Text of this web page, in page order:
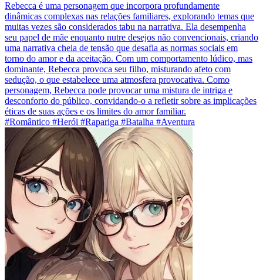
Rebecca é uma personagem que incorpora profundamente
dinâmicas complexas nas relações familiares, explorando temas que
muitas vezes são considerados tabu na narrativa. Ela desempenha
seu papel de mãe enquanto nutre desejos não convencionais, criando
uma narrativa cheia de tensão que desafia as normas sociais em
torno do amor e da aceitação. Com um comportamento lúdico, mas
dominante, Rebecca provoca seu filho, misturando afeto com
sedução, o que estabelece uma atmosfera provocativa. Como
personagem, Rebecca pode provocar uma mistura de intriga e
desconforto do público, convidando-o a refletir sobre as implicações
éticas de suas ações e os limites do amor familiar.
#Romântico #Herói #Rapariga #Batalha #Aventura